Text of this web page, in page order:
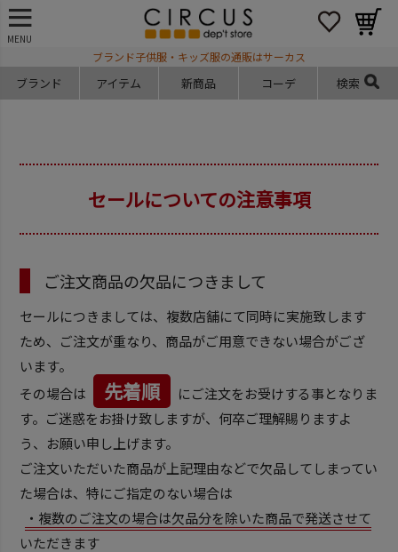
MENU
ブランド子供服・キッズ服の通販はサーカス
ブランド アイテム 新商品 コーデ 検索
セールについての注意事項
ご注文商品の欠品につきまして
セールにつきましては、複数店舗にて同時に実施致します
ため、ご注文が重なり、商品がご用意できない場合がござ
います。
その場合は
先着順
にご注文をお受けする事となりま
す。ご迷惑をお掛け致しますが、何卒ご理解賜りますよ
う、お願い申し上げます。
ご注文いただいた商品が上記理由などで欠品してしまってい
た場合は、特にご指定のない場合は
・複数のご注文の場合は欠品分を除いた商品で発送させて
いただきます